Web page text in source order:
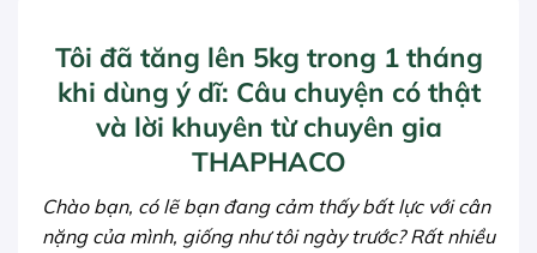
Tôi đã tăng lên 5kg trong 1 tháng
khi dùng ý dĩ: Câu chuyện có thật
và lời khuyên từ chuyên gia
THAPHACO
Chào bạn, có lẽ bạn đang cảm thấy bất lực với cân
nặng của mình, giống như tôi ngày trước? Rất nhiều